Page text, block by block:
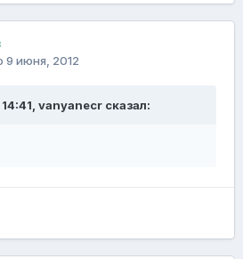
9 июня, 2012
vanyanecr сказал: